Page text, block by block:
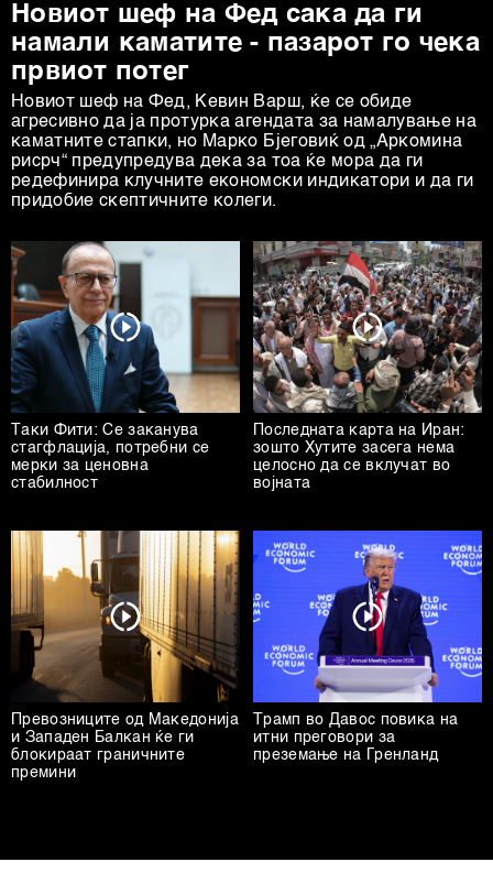
Новиот шеф на Фед сака да ги
намали каматите - пазарот го чека
првиот потег
Новиот шеф на Фeд, Кевин Варш, ќе се обиде
агресивно да ја протурка агендата за намалување на
каматните стапки, но Марко Бјеговиќ од „Аркомина
рисрч“ предупредува дека за тоа ќе мора да ги
редефинира клучните економски индикатори и да ги
придобие скептичните колеги.
Таки Фити: Се заканува
стагфлација, потребни се
мерки за ценовна
стабилност
Последната карта на Иран:
зошто Хутите засега нема
целосно да се вклучат во
војната
Превозниците од Македонија
и Западен Балкан ќе ги
блокираат граничните
премини
Трамп во Давос повика на
итни преговори за
преземање на Гренланд